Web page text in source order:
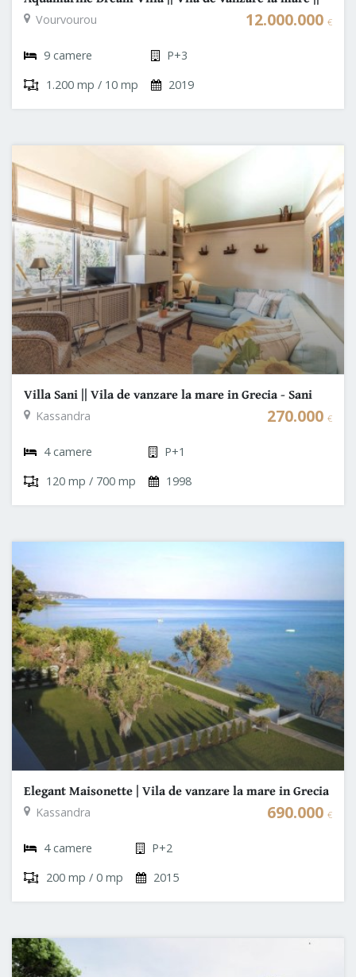
Halkidiki
Vourvourou 12.000.000 €
9 camere
P+3
1.200 mp / 10 mp
2019
Villa Sani || Vila de vanzare la mare in Grecia - Sani
Halkidiki
Kassandra 270.000 €
4 camere
P+1
120 mp / 700 mp
1998
Elegant Maisonette | Vila de vanzare la mare in Grecia
- Halkidiki
Kassandra 690.000 €
4 camere
P+2
200 mp / 0 mp
2015